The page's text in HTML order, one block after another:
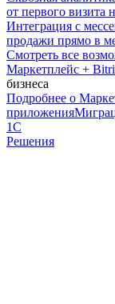
от первого визита
Интеграция с
продажи прямо в
Смотреть все
Маркетплейс +
бизнеса
Подробнее о
приложения
1С
Решения